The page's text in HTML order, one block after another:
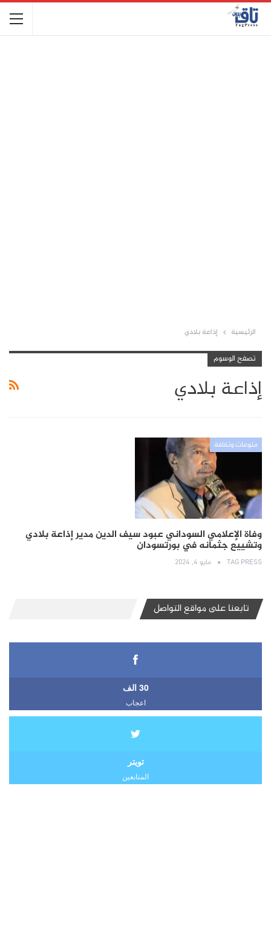
الرئيسية إذاعة بلادي
تصفح الوسوم
إذاعة بلادي
منوعات وثقافة
وفاة الإعلامي السوداني عبود سيف الدين مدير إذاعة بلادي
وتشييع جثمانه في بورتسودان
TAG PRESS مايو 4, 2024
تابعنا على مواقع التواصل
30 الف
اعجاب
تويتر
المتابعين